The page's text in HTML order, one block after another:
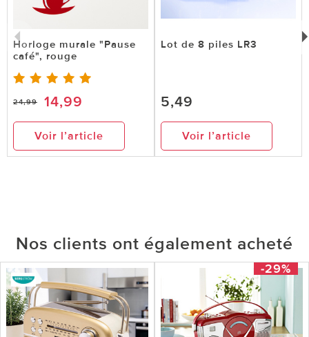
Horloge murale "Pause
café", rouge
24,99 14,99
Voir l’article
Lot de 8 piles LR3
5,49
Voir l’article
Nos clients ont également acheté
-29%